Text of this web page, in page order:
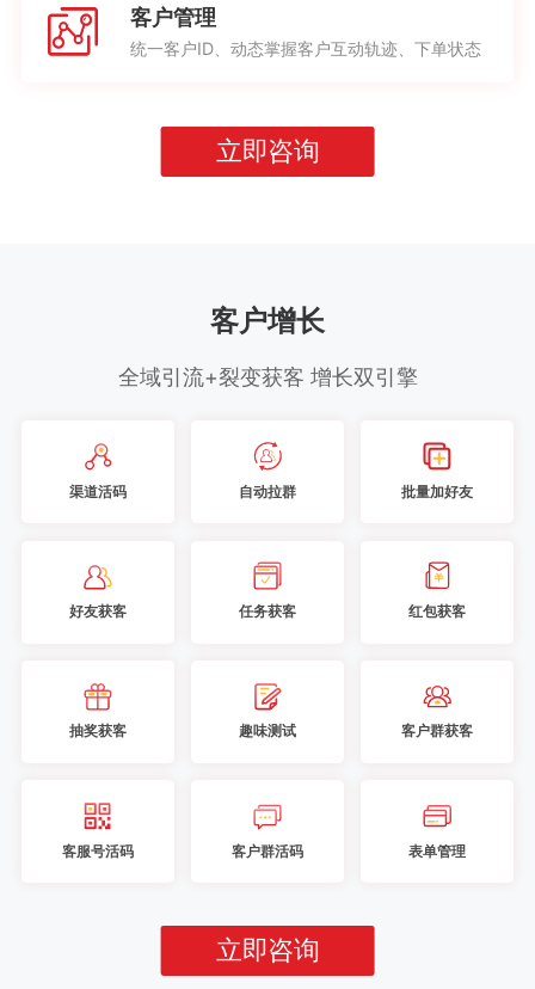
客户管理
统一客户ID、动态掌握客户互动轨迹、下单状态
立即咨询
客户增长
全域引流+裂变获客 增长双引擎
渠道活码 自动拉群 批量加好友
好友获客 任务获客 红包获客
抽奖获客 趣味测试 客户群获客
客服号活码 客户群活码 表单管理
立即咨询